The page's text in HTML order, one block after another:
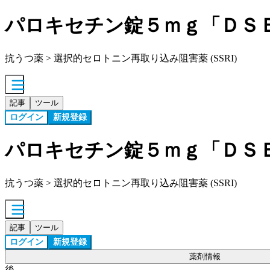
パロキセチン錠５ｍｇ「ＤＳ
抗うつ薬 > 選択的セロトニン再取り込み阻害薬 (SSRI)
記事 ツール
ログイン 新規登録
パロキセチン錠５ｍｇ「ＤＳ
抗うつ薬 > 選択的セロトニン再取り込み阻害薬 (SSRI)
記事 ツール
ログイン 新規登録
薬剤情報